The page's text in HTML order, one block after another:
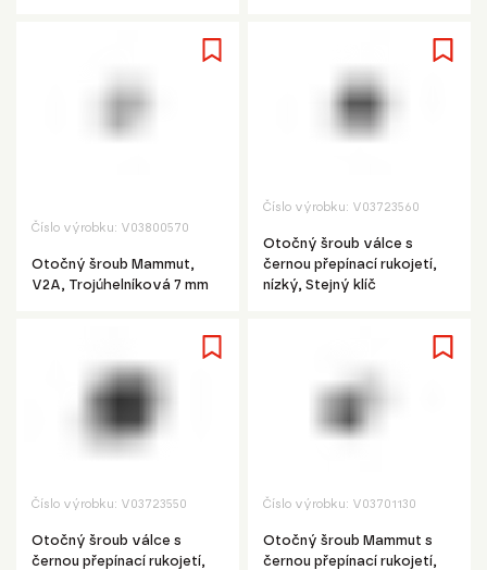
Číslo výrobku: V03800570
Otočný šroub Mammut,
V2A, Trojúhelníková 7 mm
Číslo výrobku: V03723560
Otočný šroub válce s
černou přepínací rukojetí,
nízký, Stejný klíč
Číslo výrobku: V03723550
Otočný šroub válce s
černou přepínací rukojetí,
Číslo výrobku: V03701130
Otočný šroub Mammut s
černou přepínací rukojetí,